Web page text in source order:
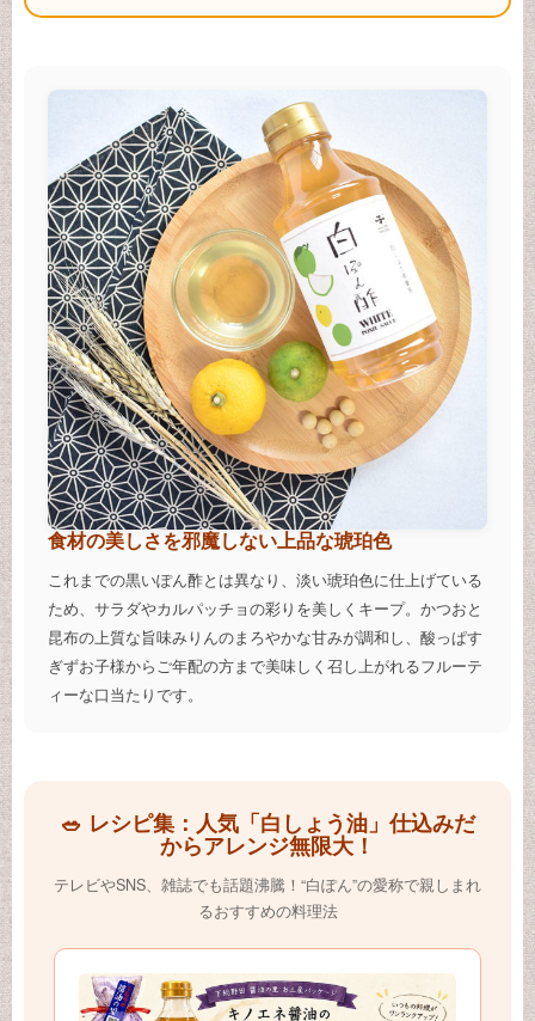
食材の美しさを邪魔しない上品な琥珀色
これまでの黒いぽん酢とは異なり、淡い琥珀色に仕上げている
ため、サラダやカルパッチョの彩りを美しくキープ。かつおと
昆布の上質な旨味みりんのまろやかな甘みが調和し、酸っぱす
ぎずお子様からご年配の方まで美味しく召し上がれるフルーテ
ィーな口当たりです。
🥗 レシピ集：人気「白しょう油」仕込みだ
からアレンジ無限大！
テレビやSNS、雑誌でも話題沸騰！“白ぽん”の愛称で親しまれ
るおすすめの料理法